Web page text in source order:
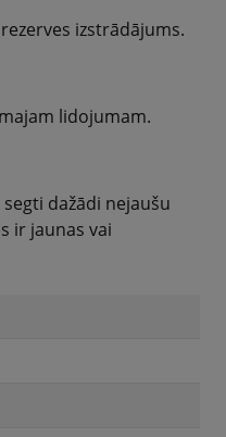
izstrādājums.
lidojumam.
dažādi nejaušu
ir jaunas vai